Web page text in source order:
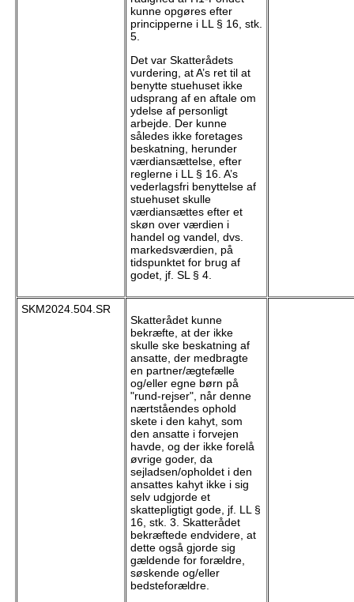
kunne opgøres efter
principperne i LL § 16, stk.
5.
Det var Skatterådets
vurdering, at A’s ret til at
benytte stuehuset ikke
udsprang af en aftale om
ydelse af personligt
arbejde. Der kunne
således ikke foretages
beskatning, herunder
værdiansættelse, efter
reglerne i LL § 16. A’s
vederlagsfri benyttelse af
stuehuset skulle
værdiansættes efter et
skøn over værdien i
handel og vandel, dvs.
markedsværdien, på
tidspunktet for brug af
godet, jf. SL § 4.
SKM2024.504.SR
Skatterådet kunne
bekræfte, at der ikke
skulle ske beskatning af
ansatte, der medbragte
en partner/ægtefælle
og/eller egne børn på
"rund-rejser", når denne
nærtståendes ophold
skete i den kahyt, som
den ansatte i forvejen
havde, og der ikke forelå
øvrige goder, da
sejladsen/opholdet i den
ansattes kahyt ikke i sig
selv udgjorde et
skattepligtigt gode, jf. LL §
16, stk. 3. Skatterådet
bekræftede endvidere, at
dette også gjorde sig
gældende for forældre,
søskende og/eller
bedsteforældre.